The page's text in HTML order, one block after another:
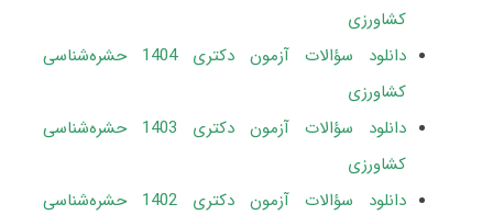
کشاورزی
دانلود سؤالات آزمون دکتری 1404 حشره‌شناسی
کشاورزی
دانلود سؤالات آزمون دکتری 1403 حشره‌شناسی
کشاورزی
دانلود سؤالات آزمون دکتری 1402 حشره‌شناسی